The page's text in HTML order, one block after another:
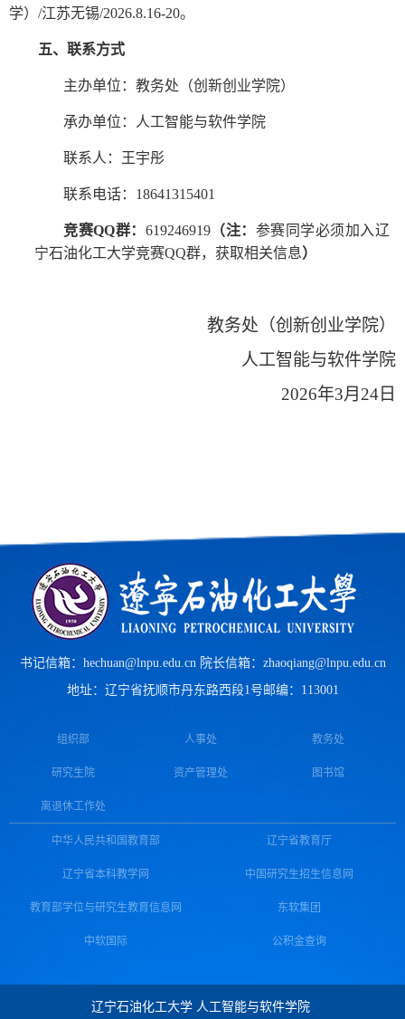
学） /江苏无锡/2026.8.16-20。
五、联系方式
主办单位： 教务处（创新创业学院）
承办单位：人工智能与软件学院
联系人： 王宇彤
联系电话： 18641315401
竞赛QQ群： 619246919（注： 参赛同学必须加入辽
宁石油化工大学竞赛QQ群，获取相关信息）
教务处（创新创业学院）
人工智能与软件学院
2026年3月 24日
书记信箱：hechuan@lnpu.edu.cn 院长信箱：zhaoqiang@lnpu.edu.cn
地址：辽宁省抚顺市丹东路西段1号 邮编：113001
组织部 人事处 教务处
研究生院 资产管理处 图书馆
离退休工作处
中华人民共和国教育部 辽宁省教育厅
辽宁省本科教学网 中国研究生招生信息网
教育部学位与研究生教育信息网 东软集团
中软国际 公积金查询
辽宁石油化工大学 人工智能与软件学院